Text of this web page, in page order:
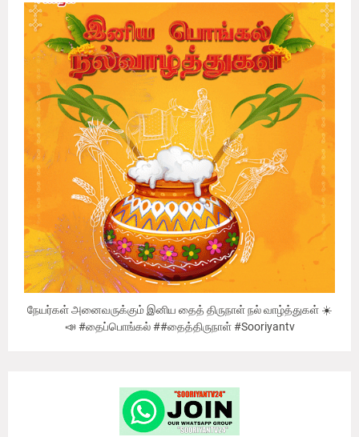
நேயர்கள் அனைவருக்கும் இனிய தைத் திருநாள் நல் வாழ்த்துகள் ☀️
📣 #தைப்பொங்கல் ##தைத்திருநாள் #Sooriyantv